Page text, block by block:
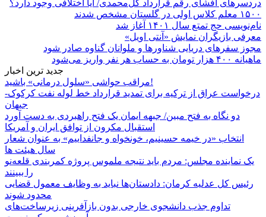
دردسرهای افشای رقم قرارداد گل‌محمدی/ آیا اختلافی وجود دارد؟
۱۵۰۰ معلم کلاس اولی در گلستان مشخص شدند
نام‌نویسی حج تمتع سال ۱۴۰۱ آغاز شد
معرفی بازیگران نمایش «آنتی اویل»
مجوز سفرهای دریایی شناورها و ملوانان گناوه صادر شود
ماهیانه ۴۰۰ هزار تومان به حساب هر نفر واریز می‌شود
جدید ترین اخبار
مراقب حواشی «سلول درمانی» باشید!
درخواست عراق از ترکیه برای تمدید قرارداد خط لوله نفت کرکوک-
جیهان
دو نگاه به فتح مبین/ جبهه ایمان یک فتح راهبردی به دست آورد
استقبال مکرون از توافق ایران و آمریکا
انتخاب «در خیمه حسینیم، خونخواه و جانفداییم» به عنوان شعار
سال هیئت ها
یک نماینده مجلس: مردم باید نتیجه ملموس پروژه کمربندی قلعه‌نو
را ببینند
رئیس کل عدلیه کرمان: دادستان‌ها نباید به وظایف معمول قضایی
محدود شوند
تداوم جذب دانشجوی خارجی بدون بازآفرینی زیرساخت‌های